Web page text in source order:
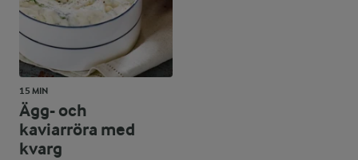
15 MIN
Ägg- och
kaviarröra med
kvarg